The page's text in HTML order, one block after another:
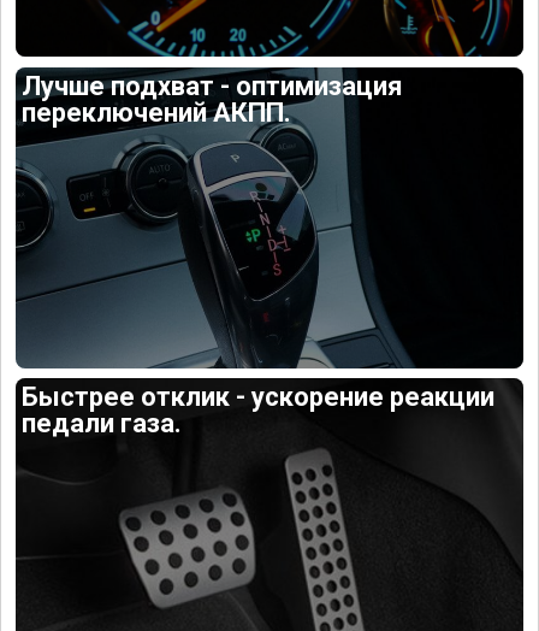
Лучше подхват - оптимизация
переключений АКПП.
Быстрее отклик - ускорение реакции
педали газа.